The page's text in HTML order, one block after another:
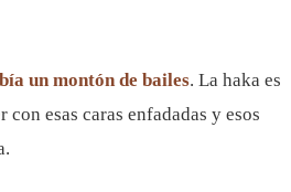
un montón de bailes. La haka es
esas caras enfadadas y esos